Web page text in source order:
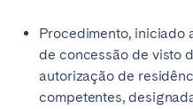
Procedimento, iniciado
de concessão de visto
autorização de
competentes,
SCOTLAND
Edinburgh